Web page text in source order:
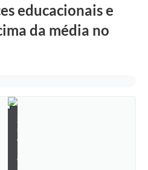
educacionais e
da média no
S
u
e
e